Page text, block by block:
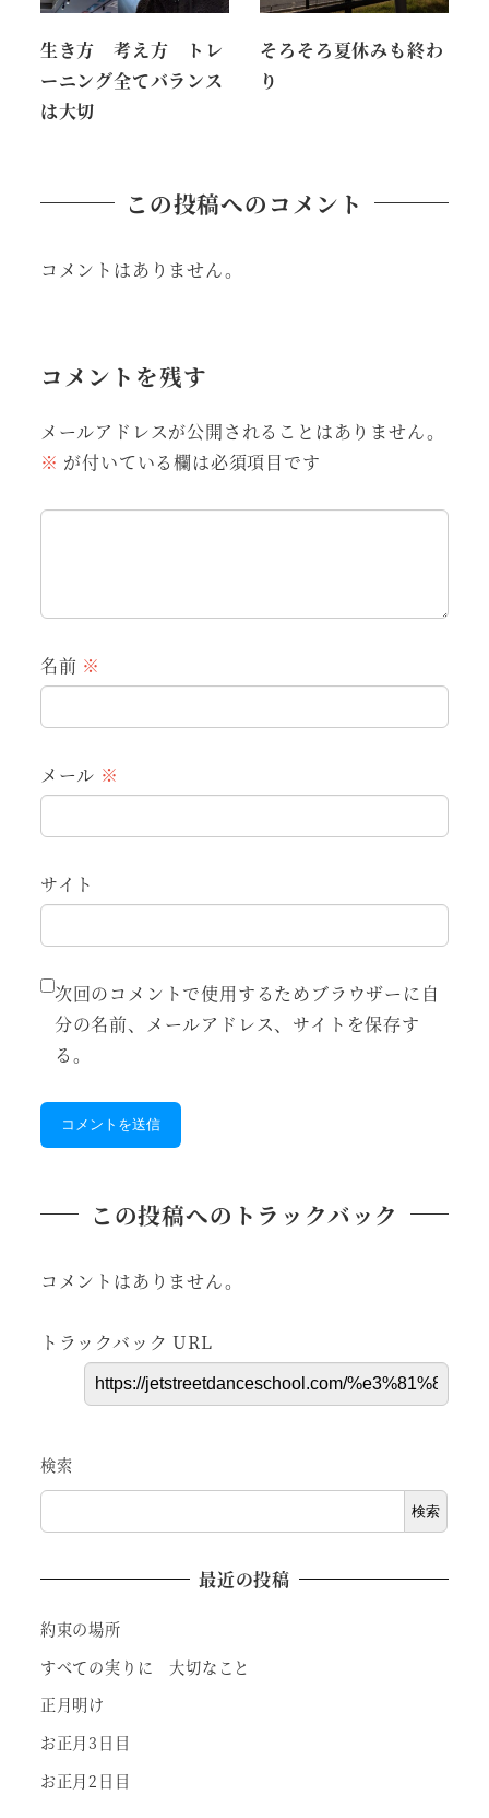
生き方 考え方 トレ
ーニング全てバランス
は大切
そろそろ夏休みも終わ
り
この投稿へのコメント
コメントはありません。
コメントを残す
メールアドレスが公開されることはありません。
※ が付いている欄は必須項目です
名前 ※
メール ※
サイト
次回のコメントで使用するためブラウザーに自
分の名前、メールアドレス、サイトを保存す
る。
この投稿へのトラックバック
コメントはありません。
トラックバック URL
検索
検索
最近の投稿
約束の場所
すべての実りに 大切なこと
正月明け
お正月3日目
お正月2日目